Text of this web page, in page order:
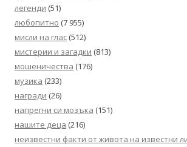
легенди (51)
любопитно (7 955)
мисли на глас (512)
мистерии и загадки (813)
мошеничества (176)
музика (233)
награди (26)
напрегни си мозъка (151)
нашите деца (216)
неизвестни факти от живота на известни